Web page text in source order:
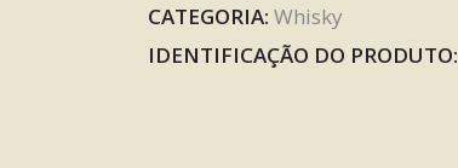
CATEGORIA: Whisky
IDENTIFICAÇÃO DO PRODUTO: